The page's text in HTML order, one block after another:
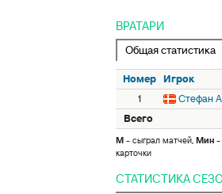
ВРАТАРИ
Общая статистика
Номер Игрок
1
Стефан
Всего
М - сыграл матчей, Мин -
карточки
СТАТИСТИКА